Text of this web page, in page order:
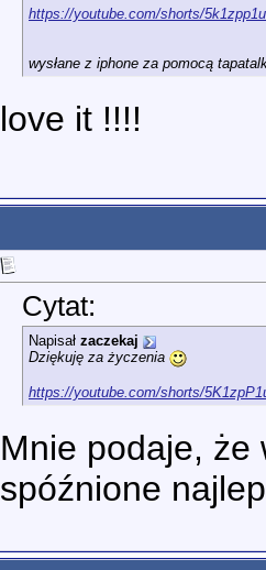
https://youtube.com/shorts/
wysłane z iphone za pomocą
love it !!!!
Cytat:
Napisał zaczekaj
Dziękuję za życzenia
https://youtube.com/shorts/
Mnie podaje,
spóźnione